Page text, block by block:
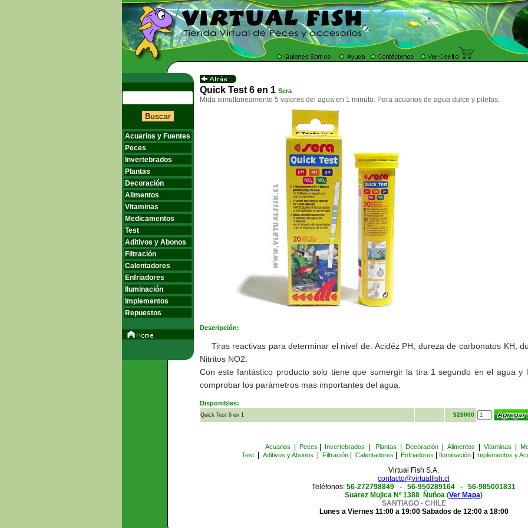
Buscar
Acuarios y Fuentes
Peces
Invertebrados
Plantas
Decoración
Alimentos
Vitaminas
Medicamentos
Test
Aditivos y Abonos
Filtración
Calentadores
Enfriadores
Iluminación
Implementos
Repuestos
Quick Test 6 en 1 Sera
Mida simultaneamente 5 valores del agua en 1 minuto. Para acuarios de agua dulce y piletas.
Descripción:
Tiras reactivas para determinar el nivel de: Acidéz PH, dureza de carbonatos KH,
Nitritos NO2.
Con este fantástico producto solo tiene que sumergir la tira 1 segundo en el agua y
comprobar los parámetros mas importantes del agua.
Disponibles:
Quick Test 6 en 1 $28000
Acuarios Peces Invertebrados Plantas Decoración Alimentos Vitaminas
Test| Aditivos y Abonos Filtración| Calentadores Enfriadores Iluminación| Implementos y
Virtual Fish S.A.
contacto@virtualfish.cl
Teléfonos: 56-272798849 - 56-950289164 - 56-985001831
Suarez Mujica Nº 1388 Ñuñoa (Ver Mapa)
SANTIAGO - CHILE
Lunes a Viernes 11:00 a 19:00 Sabados de 12:00 a 18:00